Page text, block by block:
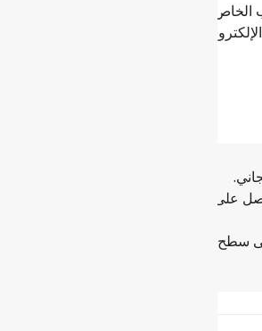
بك.
لديك، أسفل حجوزاتي، أو من خلال
تنبيهات في الوقت الفعلي وتذكيرات
سطح الأرض.